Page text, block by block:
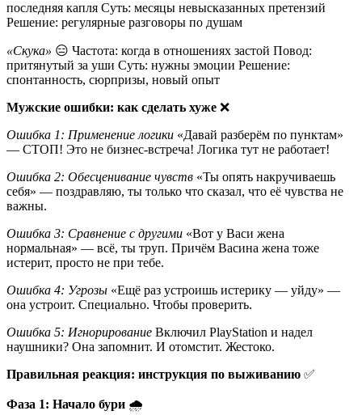
последняя капля Суть: месяцы невысказанных претензий
Решение: регулярные разговоры по душам
«Скука» 😑 Частота: когда в отношениях застой Повод:
притянутый за уши Суть: нужны эмоции Решение:
спонтанность, сюрпризы, новый опыт
Мужские ошибки: как сделать хуже ❌
Ошибка 1: Применение логики «Давай разберём по пунктам»
— СТОП! Это не бизнес-встреча! Логика тут не работает!
Ошибка 2: Обесценивание чувств «Ты опять накручиваешь
себя» — поздравляю, ты только что сказал, что её чувства не
важны.
Ошибка 3: Сравнение с другими «Вот у Васи жена
нормальная» — всё, ты труп. Причём Васина жена тоже
истерит, просто не при тебе.
Ошибка 4: Угрозы «Ещё раз устроишь истерику — уйду» —
она устроит. Специально. Чтобы проверить.
Ошибка 5: Игнорирование Включил PlayStation и надел
наушники? Она запомнит. И отомстит. Жестоко.
Правильная реакция: инструкция по выживанию ✅
Фаза 1: Начало бури 🌧️